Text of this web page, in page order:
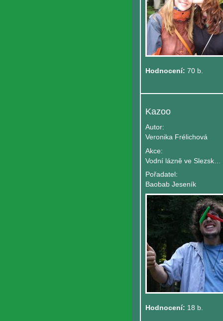
Hodnocení: 70 b.
Kazoo
Autor:
Veronika Frélichová
Akce:
Pořadatel:
Baobab Jeseník
Hodnocení: 18 b.